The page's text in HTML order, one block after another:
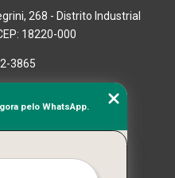
268 - Distrito Industrial
18220-000
3865
pelo WhatsApp.